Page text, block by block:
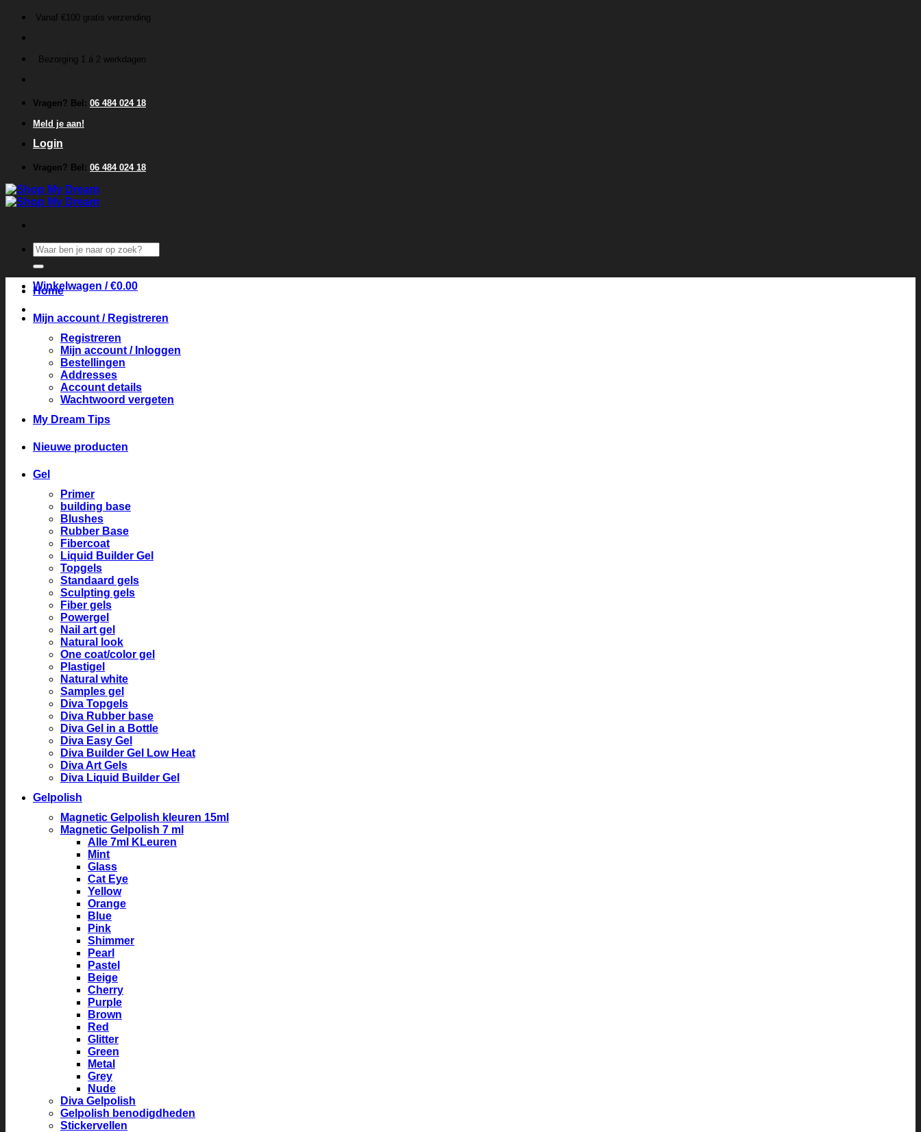
inhoud
Vanaf €100 gratis verzending
Bezorging 1 á 2 werkdagen
Vragen? Bel: 06 484 024 18
Meld je aan!
Login
Vragen? Bel: 06 484 024 18
Zoeken
naar:
Winkelwagen /€0.00
Home
Mijn account / Registreren
Registreren
Mijn account / Inloggen
Bestellingen
Addresses
Account details
Wachtwoord vergeten
My Dream Tips
Nieuwe producten
Gel
Primer
building base
Blushes
Rubber Base
Fibercoat
Liquid Builder Gel
Topgels
Standaard gels
Sculpting gels
Fiber gels
Powergel
Nail art gel
Natural look
One coat/color gel
Plastigel
Natural white
Samples gel
Diva Topgels
Diva Rubber base
Diva Gel in a Bottle
Diva Easy Gel
Diva Builder Gel Low Heat
Diva Art Gels
Diva Liquid Builder Gel
Gelpolish
Magnetic Gelpolish kleuren 15ml
Magnetic Gelpolish 7 ml
Alle 7ml KLeuren
Mint
Glass
Cat Eye
Yellow
Orange
Blue
Pink
Shimmer
Pearl
Pastel
Beige
Cherry
Purple
Brown
Red
Glitter
Green
Metal
Grey
Nude
Diva Gelpolish
Gelpolish benodigdheden
Stickervellen